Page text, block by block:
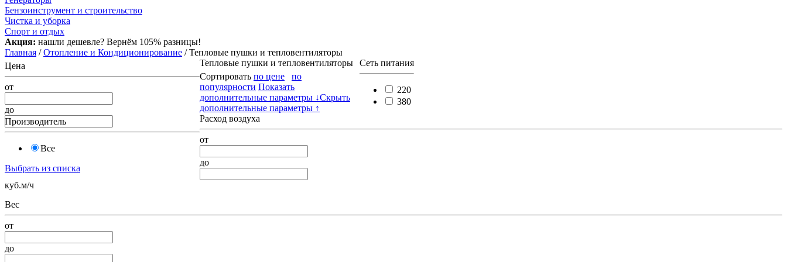
Бензоинструмент и строительство
Чистка и уборка
Спорт и отдых
Акция: нашли дешевле? Вернём 105% разницы!
Главная /Отопление и Кондиционирование / Тепловые пушки и тепловентиляторы
Тепловые пушки и тепловентиляторы
Цена
от
до
Сеть питания
220
380
Производитель
Все
Выбрать из списка
Сортировать по цене
по
популярности Показать
дополнительные параметры ↓Скрыть
дополнительные параметры ↑
Расход воздуха
от
до
куб.м/ч
Вес
от
до